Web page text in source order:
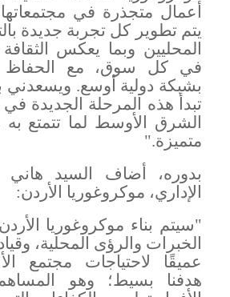
أعمال متجذرة في
يتم تطوير كل تجربة جديدة
المحليين وبما يعكس
في كل سوق، مع الحفاظ
بشبكة دولية أوسع.
تبدأ هذه المرحلة الجديدة
الشرق الأوسط لما تتمتع
متميزة."
بدوره، أضاف السيد
الإداري، موكروغوريا الأردن:
"سيتم بناء موكروغوريا
الخبرات والرؤى المحلية،
عميقًا لاحتياجات مجتمع
هدفنا بسيط؛ وهو